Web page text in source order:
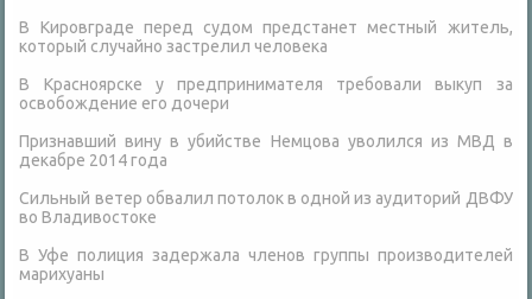
В Кировграде перед судом предстанет местный житель,
который случайно застрелил человека
В Красноярске у предпринимателя требовали выкуп за
освобождение его дочери
Признавший вину в убийстве Немцова уволился из МВД в
декабре 2014 года
Сильный ветер обвалил потолок в одной из аудиторий ДВФУ
во Владивостоке
В Уфе полиция задержала членов группы производителей
марихуаны